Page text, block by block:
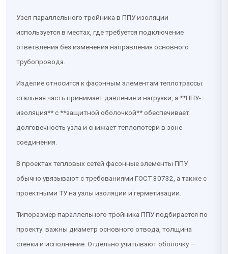
Узел параллельного тройника в ППУ изоляции
используется в местах, где требуется подключение
ответвления без изменения направления основного
трубопровода.
Изделие относится к фасонным элементам теплотрассы:
стальная часть принимает давление и нагрузки, а **ППУ-
изоляция** с **защитной оболочкой** обеспечивает
долговечность узла и снижает теплопотери в зоне
соединения.
В проектах тепловых сетей фасонные элементы ППУ
обычно увязывают с требованиями ГОСТ 30732, а также с
проектными ТУ на узлы изоляции и герметизации.
Типоразмер параллельного тройника ППУ подбирается по
проекту: важны диаметр основного отвода, толщина
стенки и исполнение. Отдельно учитывают оболочку —